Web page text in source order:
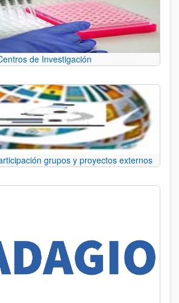
de Investigación
grupos y proyectos externos